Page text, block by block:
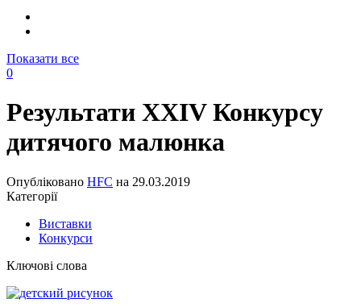
Показати все
0
Результати XXIV Конкурсу
дитячого малюнка
Опубліковано HFC на 29.03.2019
Категорії
Виставки
Конкурси
Ключові слова